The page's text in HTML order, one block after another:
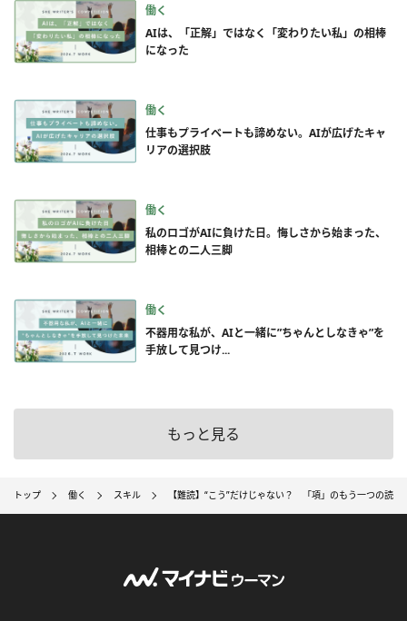
働く
AIは、「正解」ではなく「変わりたい私」の相棒
になった
働く
仕事もプライベートも諦めない。AIが広げたキャ
リアの選択肢
働く
私のロゴがAIに負けた日。悔しさから始まった、
相棒との二人三脚
働く
不器用な私が、AIと一緒に”ちゃんとしなきゃ”を
手放して見つけ...
もっと見る
トップ 働く スキル 【難読】“こう”だけじゃない？ 「項」のもう一つの読み